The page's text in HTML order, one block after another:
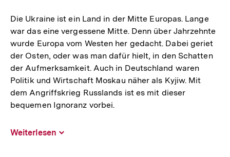
Die Ukraine ist ein Land in der Mitte Europas. Lange
war das eine vergessene Mitte. Denn über Jahrzehnte
wurde Europa vom Westen her gedacht. Dabei geriet
der Osten, oder was man dafür hielt, in den Schatten
der Aufmerksamkeit. Auch in Deutschland waren
Politik und Wirtschaft Moskau näher als Kyjiw. Mit
dem Angriffskrieg Russlands ist es mit dieser
bequemen Ignoranz vorbei.
Weiterlesen